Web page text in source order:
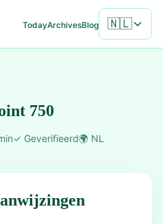
TodayArchivesBlog 🇳🇱
750
✓ Geverifieerd🌍 NL